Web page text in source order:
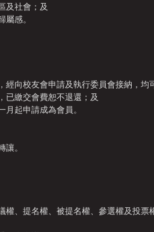
及社會；及
屬感。
向校友會申請及執行委員會接納，均
已繳交會費恕不退還 ；及
起申請成為會員。
讓。
、提名權、被提名權、參選權及投票